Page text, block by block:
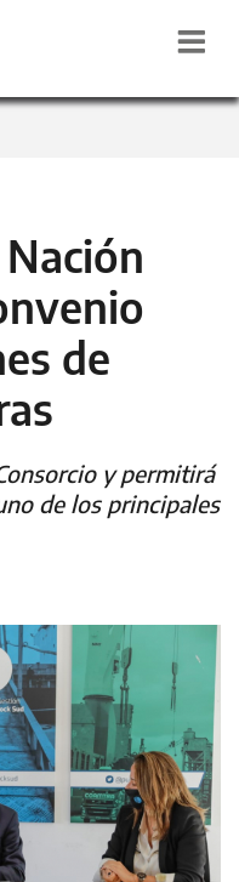
de
y permitirá
de los principales